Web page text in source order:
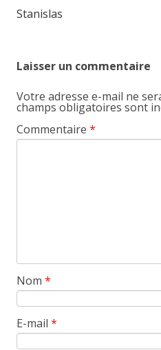
Stanislas
Laisser un commentaire
Votre adresse e-mail ne
champs obligatoires sont
Commentaire *
Nom *
E-mail *